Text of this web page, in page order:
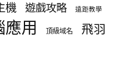
機 遊戲攻略 遠距教學
應用 頂級域名 飛羽